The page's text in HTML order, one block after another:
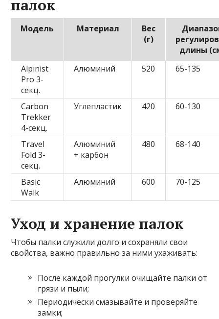
палок
Модель Материал
Вес
(г)
длины
Alpinist
Pro 3-
секц.
Алюминий 520 65-135
Carbon
Trekker
4-секц.
Углепластик 420 60-130
Travel
Fold 3-
секц.
Алюминий
+ карбон
480 68-140
Basic
Walk
Алюминий 600 70-125
Уход и хранение палок
Чтобы палки служили долго и сохраняли свои
свойства, важно правильно за ними ухаживать:
После каждой прогулки очищайте палки от
грязи и пыли;
Периодически смазывайте и проверяйте
замки;